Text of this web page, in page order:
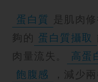
蛋白質 是肌肉
夠的 蛋白質攝取
肉量流失。
高蛋
飽腹感
，減少